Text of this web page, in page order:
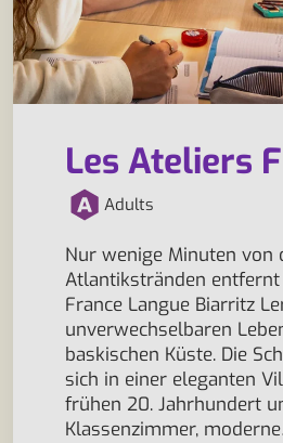
Les Ateliers
Adults
Nur wenige Minuten von
Atlantikstränden
France Langue Biarritz
unverwechselbaren
baskischen Küste. Die
sich in einer eleganten
frühen 20. Jahrhundert
Klassenzimmer,